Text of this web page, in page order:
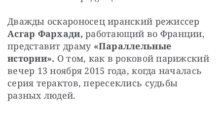
Асгар Фархади, работающий во Франции,
представит драму «Параллельные
истории». О том, как в роковой парижский
вечер 13 ноября 2015 года, когда началась
серия терактов, пересеклись судьбы
разных людей.